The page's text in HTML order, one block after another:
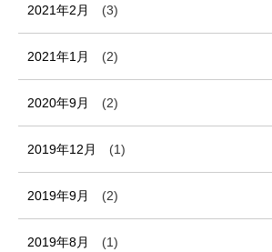
2021年2月 (3)
2021年1月 (2)
2020年9月 (2)
2019年12月 (1)
2019年9月 (2)
2019年8月 (1)